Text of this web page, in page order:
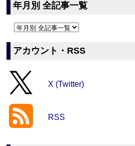
年月別 全記事一覧
アカウント・RSS
X (Twitter)
RSS